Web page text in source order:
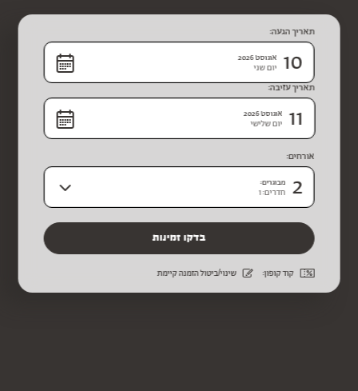
תאריך הגעה:
10 אוגוסט 2026
יום שני
תאריך עזיבה:
11 אוגוסט 2026
יום שלישי
אורחים:
2 מבוגרים:
חדרים: 1
קוד קופון: שינוי/ביטול הזמנה קיימת